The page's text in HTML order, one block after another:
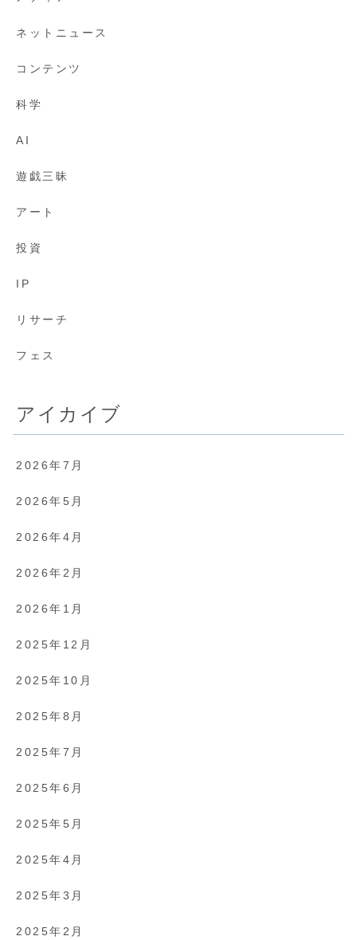
ネットニュース
コンテンツ
科学
AI
遊戯三昧
アート
投資
IP
リサーチ
フェス
アイカイブ
2026年7月
2026年5月
2026年4月
2026年2月
2026年1月
2025年12月
2025年10月
2025年8月
2025年7月
2025年6月
2025年5月
2025年4月
2025年3月
2025年2月